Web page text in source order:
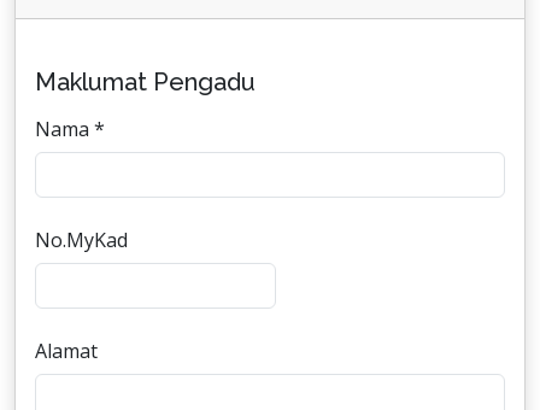
Maklumat Pengadu
Nama *
No.MyKad
Alamat